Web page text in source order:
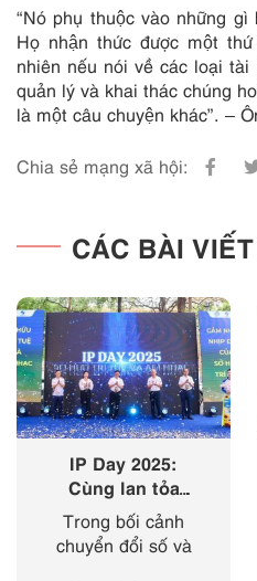
“Nó phụ thuộc vào những
Họ nhận thức được một
nhiên nếu nói về các loại
quản lý và khai thác chúng
là một câu chuyện khác”. –
Chia sẻ mạng xã hội:
CÁC BÀI
IP Day 2025:
Cùng lan tỏa
‘nhịp điệu’ của
sở hữu trí tuệ
trong kỷ nguyên
Trong bối cảnh
chuyển đổi số và